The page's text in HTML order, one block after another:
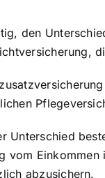
den
Unterschied
vom
abzusichern.